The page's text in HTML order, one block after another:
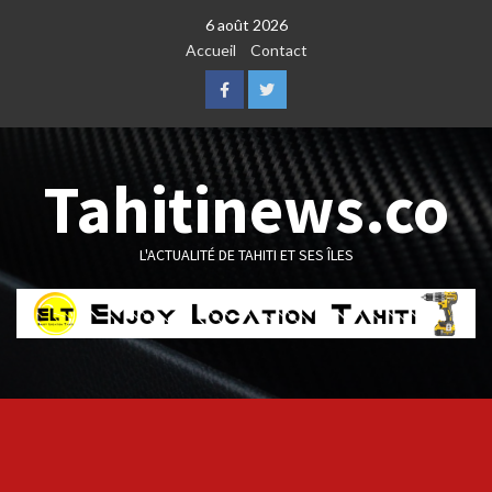
6 août 2026
Accueil
Contact
FacebookTwitter
Tahitinews.co
L'ACTUALITÉ DE TAHITI ET SES ÎLES